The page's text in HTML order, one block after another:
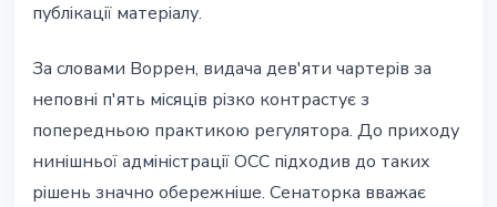
публікації матеріалу.
За словами Воррен, видача дев'яти чартерів за
неповні п'ять місяців різко контрастує з
попередньою практикою регулятора. До приходу
нинішньої адміністрації OCC підходив до таких
рішень значно обережніше. Сенаторка вважає